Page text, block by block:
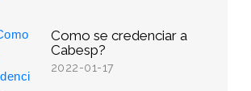
Como se credenciar a
Cabesp?
2022-01-17